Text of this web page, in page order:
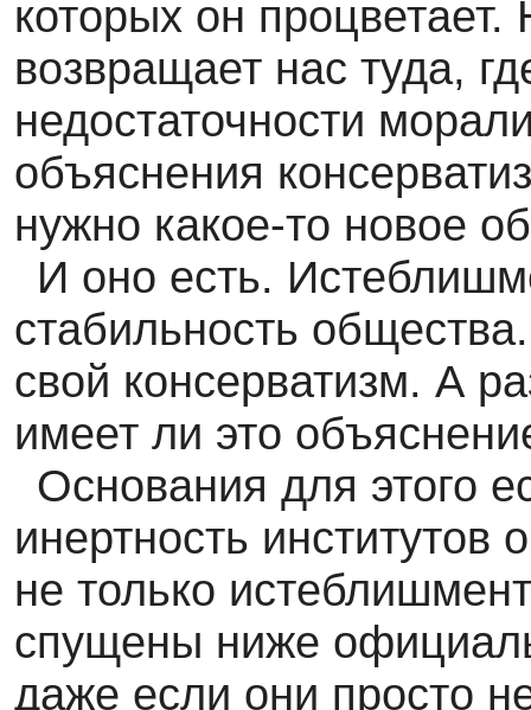
которых он
возвращает нас туда,
недостаточности
объяснения
нужно какое-то новое
И оно есть.
стабильность
свой консерватизм. А
имеет ли это
Основания для этого
инертность институтов
не только
спущены ниже
даже если они просто